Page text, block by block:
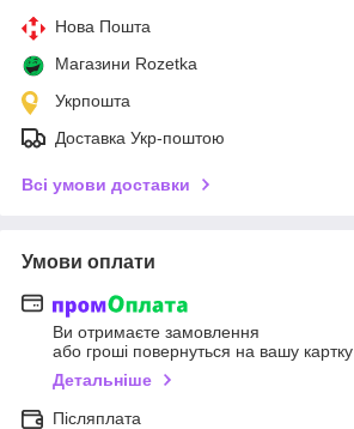
Нова Пошта
Магазини Rozetka
Укрпошта
Доставка Укр-поштою
Всі умови доставки
Умови оплати
Ви отримаєте замовлення
або гроші повернуться на вашу картку
Детальніше
Післяплата